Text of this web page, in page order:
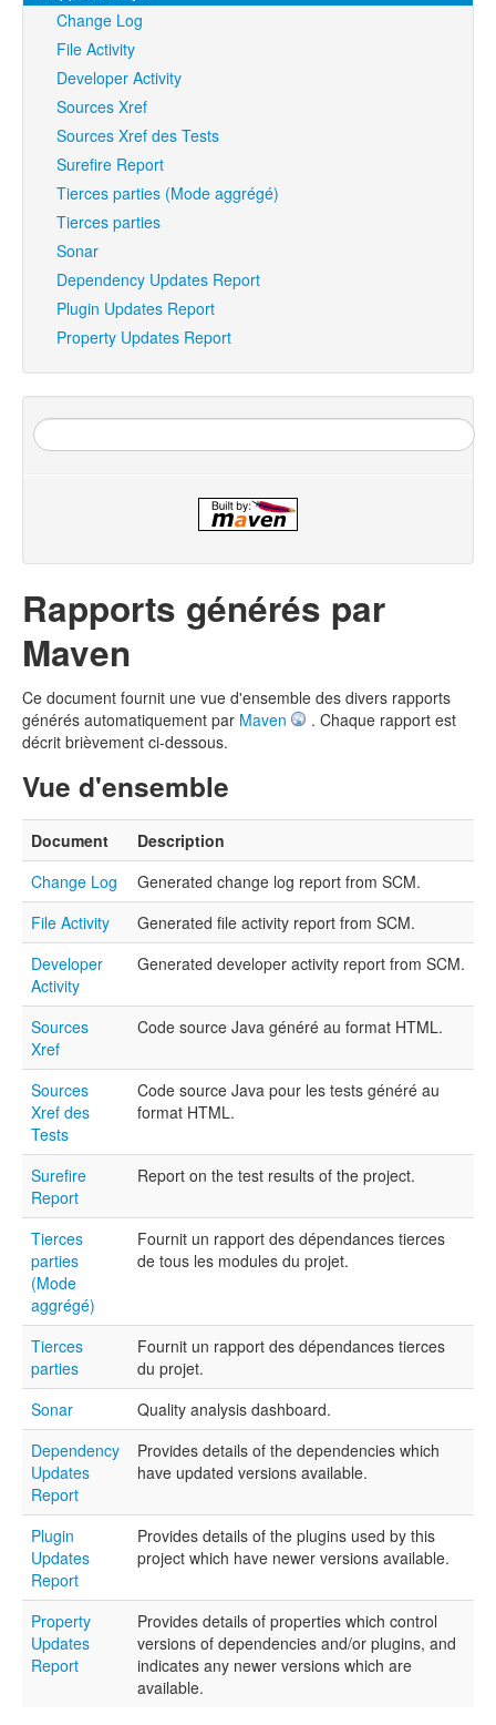
Change Log
File Activity
Developer Activity
Sources Xref
Sources Xref des Tests
Surefire Report
Tierces parties (Mode aggrégé)
Tierces parties
Sonar
Dependency Updates Report
Plugin Updates Report
Property Updates Report
Rapports générés par
Maven
Ce document fournit une vue d'ensemble des divers rapports
générés automatiquement par Maven
. Chaque rapport est
décrit brièvement ci-dessous.
Vue d'ensemble
Document
Description
Change Log
Generated change log report from SCM.
File Activity
Generated file activity report from SCM.
Developer
Activity
Generated developer activity report from SCM.
Sources
Xref
Code source Java généré au format HTML.
Sources
Xref des
Tests
Code source Java pour les tests généré au
format HTML.
Surefire
Report
Report on the test results of the project.
Tierces
parties
(Mode
aggrégé)
Fournit un rapport des dépendances tierces
de tous les modules du projet.
Tierces
parties
Fournit un rapport des dépendances tierces
du projet.
Sonar
Quality analysis dashboard.
Dependency
Updates
Report
Provides details of the dependencies which
have updated versions available.
Plugin
Updates
Report
Provides details of the plugins used by this
project which have newer versions available.
Property
Updates
Report
Provides details of properties which control
versions of dependencies and/or plugins, and
indicates any newer versions which are
available.